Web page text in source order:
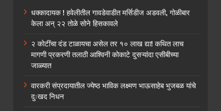
धक्कादायक ! हवेलीतील गावडेवाडीत मर्सिडीज अडवली, गोळीबार
केला अन् २२ तोळे सोने हिसकावले
२ कोटींचा दंड टाळायचा असेल तर १० लाख द्या! कथित लाच
मागणी प्रकरणी तलाठी आश्विनी कोकाटे दुसऱ्यांदा एसीबीच्या
जाळ्यात
वारकरी संप्रदायातील ज्येष्ठ भाविक लक्ष्मण भाऊसाहेब भुजबळ यांचे
दुःखद निधन